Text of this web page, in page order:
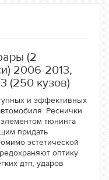
(2
2006-2013,
(250 кузов)
и эффективных
Реснички
тюнинга
придать
эстетической
оптику
дтп, ударов